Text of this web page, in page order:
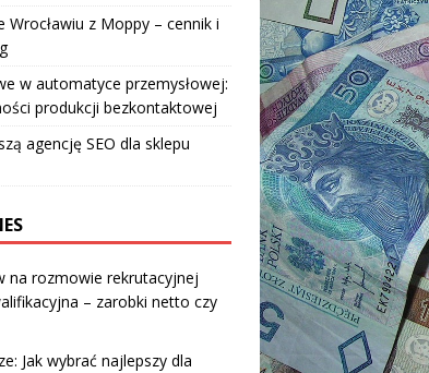
Wrocławiu z Moppy – cennik i
w automatyce przemysłowej:
produkcji bezkontaktowej
agencję SEO dla sklepu
na rozmowie rekrutacyjnej
– zarobki netto czy
Jak wybrać najlepszy dla